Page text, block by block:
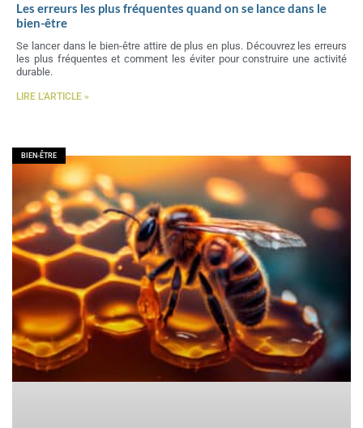
Les erreurs les plus fréquentes quand on se lance dans le
bien-être
Se lancer dans le bien-être attire de plus en plus. Découvrez les erreurs
les plus fréquentes et comment les éviter pour construire une activité
durable.
LIRE L'ARTICLE »
BIEN-ÊTRE